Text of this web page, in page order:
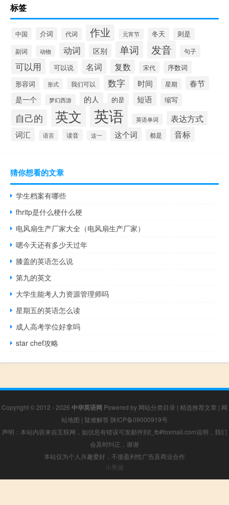
标签
中国 介词 代词 作业 元宵节 冬天
则是
副词
动物 动词 区别 单词 发音 句子
可以用 可以说 名词 复数 宋代
序数词
形容词
形式 我们可以 数字 时间 星期 春节
是一个 梦幻西游 的人 的是 短语 缩写
自己的 英文 英语 英语单词 表达方式
词汇 语言 读音 这一 这个词 都是 音标
猜你想看的文章
学生档案有哪些
fhritp是什么梗什么梗
电风扇生产厂家大全（电风扇生产厂家）
嗯今天还有多少天过年
膝盖的英语怎么说
第九的英文
大学生能考人力资源管理师吗
星期五的英语怎么读
成人高考学位好拿吗
star chef攻略
Copyright © 2012 - 2026 中华英语网 Powered by 网站分类目录 | 精选推荐文章 | 网
站地图 | 疑难解答 陕ICP备09000919号
声明：本站内容来自互联网，如信息有错误可发邮件到f_fb#foxmail.com说明，我们
会及时纠正，谢谢
本站仅为个人兴趣爱好，不接盈利性广告及商业合作
小男孩